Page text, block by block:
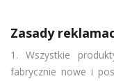
Zasady
1. Wszystkie
fabrycznie nowe i